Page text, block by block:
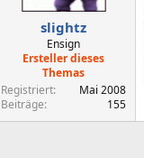
slightz
Ensign
Ersteller dieses
Themas
Registriert
Mai 2008
Beiträge
155